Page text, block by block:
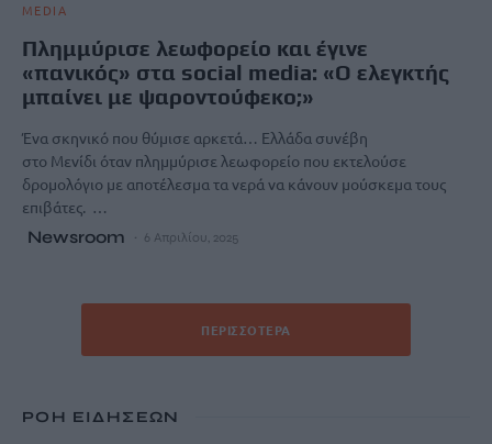
MEDIA
Πλημμύρισε λεωφορείο και έγινε
«πανικός» στα social media: «Ο ελεγκτής
μπαίνει με ψαροντούφεκο;»
Ένα σκηνικό που θύμισε αρκετά… Ελλάδα συνέβη
στο Μενίδι όταν πλημμύρισε λεωφορείο που εκτελούσε
δρομολόγιο με αποτέλεσμα τα νερά να κάνουν μούσκεμα τους
επιβάτες. …
Newsroom 6 Απριλίου, 2025
ΠΕΡΙΣΣΌΤΕΡΑ
ΡΟΗ ΕΙΔΗΣΕΩΝ